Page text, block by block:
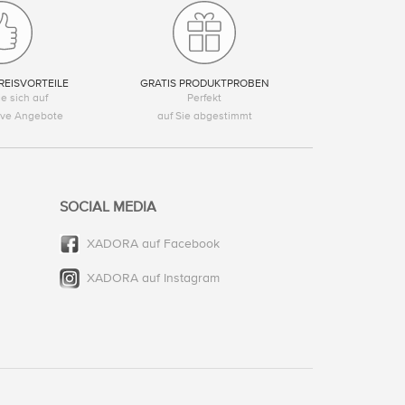
sich auf
Angebote
GRATIS PRODUKTPROBEN
Perfekt
auf Sie abgestimmt
SOCIAL MEDIA
XADORA auf Facebook
XADORA auf Instagram